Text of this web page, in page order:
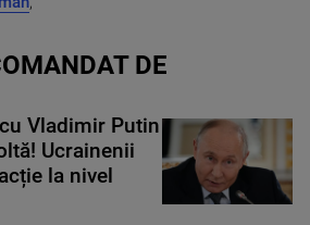
DE
Vladimir Putin
Ucrainenii
la nivel